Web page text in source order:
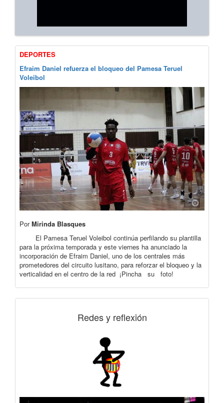
DEPORTES
Efraim Daniel refuerza el bloqueo del Pamesa Teruel
Voleibol
PorMirinda Blasques
El Pamesa Teruel Voleibol continúa perfilando su plantilla
para la próxima temporada y este viernes ha anunciado la
incorporación de Efraim Daniel, uno de los centrales más
prometedores del circuito lusitano, para reforzar el bloqueo y la
verticalidad en el centro de la red ¡Pincha su foto!
Redes y reflexión